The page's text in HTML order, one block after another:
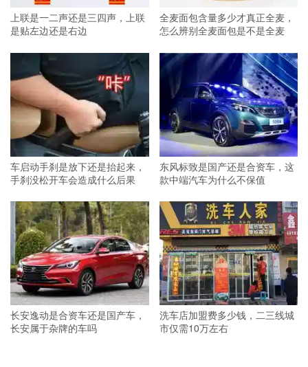
上联是一二声还是三四声，上联
是贴左边还是右边
全麦面包含量多少才真正全麦，
怎么辨别全麦面包是不是全麦
车启动手刹是放下还是抬起来，
手刹没松开车会造成什么后果
东风标致是国产还是合资车，这
款中端汽车为什么不保值
长安逸动是合资车还是国产车，
长安属于杂牌的车吗
洗车店加盟费多少钱，二三线城
市仅需10万左右